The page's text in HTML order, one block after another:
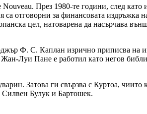
През 1980-те години, след като
отговорни за финансовата издръжка
цел, натоварена да насърчава
Ф. С. Каплан изрично приписва на
Жан-Луи Пане е работил като негов
Затова ги свързва с Куртоа, чиито
Силвен Булук и Бартошек.